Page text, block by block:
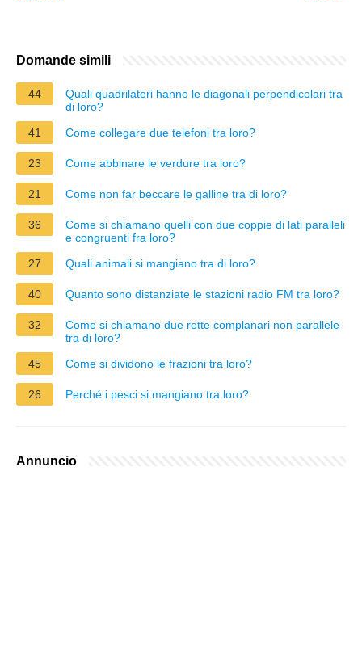
Domande simili
44
Quali quadrilateri hanno le diagonali perpendicolari tra
di loro?
41
Come collegare due telefoni tra loro?
23 Come abbinare le verdure tra loro?
21 Come non far beccare le galline tra di loro?
36
Come si chiamano quelli con due coppie di lati paralleli
e congruenti fra loro?
27
Quali animali si mangiano tra di loro?
40 Quanto sono distanziate le stazioni radio FM tra loro?
32
Come si chiamano due rette complanari non parallele
tra di loro?
45
Come si dividono le frazioni tra loro?
26 Perché i pesci si mangiano tra loro?
Annuncio